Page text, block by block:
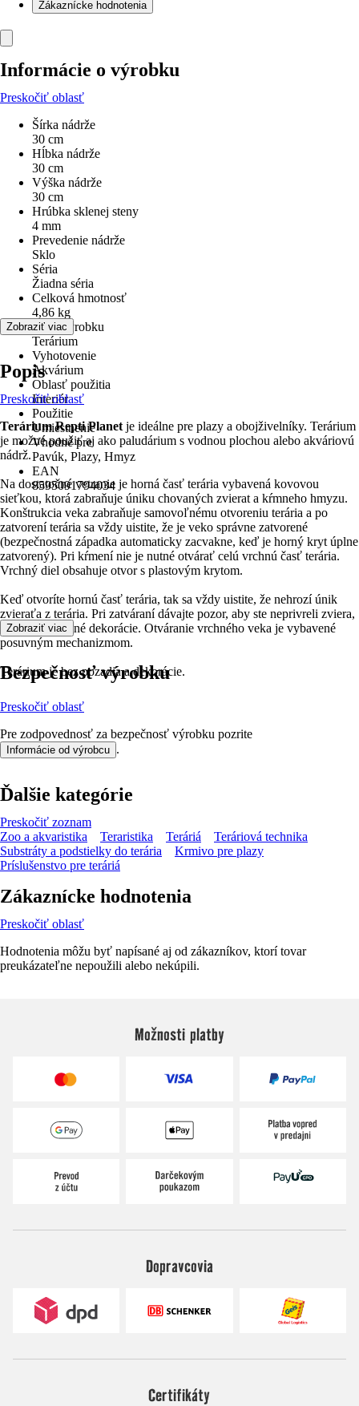
Zákaznícke hodnotenia
Informácie o výrobku
Preskočiť oblasť
Šírka nádrže
30 cm
Hĺbka nádrže
30 cm
Výška nádrže
30 cm
Hrúbka sklenej steny
4 mm
Prevedenie nádrže
Sklo
Séria
Žiadna séria
Celková hmotnosť
4,86 kg
Druh výrobku
Terárium
Vyhotovenie
Akvárium
Oblasť použitia
Interiér
Použitie
Umiestnenie
Vhodné pre
Pavúk, Plazy, Hmyz
EAN
8595091794034
Zobraziť viac
Popis
Preskočiť oblasť
Terárium Repti Planet je ideálne pre plazy a obojživelníky. Terárium
je možné použiť aj ako paludárium s vodnou plochou alebo akváriovú
nádrž.
Na dostatočné vetranie je horná časť terária vybavená kovovou
sieťkou, ktorá zabraňuje úniku chovaných zvierat a kŕmneho hmyzu.
Konštrukcia veka zabraňuje samovoľnému otvoreniu terária a po
zatvorení terária sa vždy uistite, že je veko správne zatvorené
(bezpečnostná západka automaticky zacvakne, keď je horný kryt úplne
zatvorený). Pri kŕmení nie je nutné otvárať celú vrchnú časť terária.
Vrchný diel obsahuje otvor s plastovým krytom.
Keď otvoríte hornú časť terária, tak sa vždy uistite, že nehrozí únik
zvieraťa z terária. Pri zatváraní dávajte pozor, aby ste neprivreli zviera,
rastliny alebo iné dekorácie. Otváranie vrchného veka je vybavené
posuvným mechanizmom.
Terárium je bez pozadia a dekorácie.
Zobraziť viac
Bezpečnosť výrobku
Preskočiť oblasť
Pre zodpovednosť za bezpečnosť výrobku pozrite
Informácie od výrobcu .
Ďalšie kategórie
Preskočiť zoznam
Zoo a akvaristika
Teraristika Teráriá
Teráriová technika
Substráty a podstielky do terária
Krmivo pre plazy
Príslušenstvo pre teráriá
Zákaznícke hodnotenia
Preskočiť oblasť
Hodnotenia môžu byť napísané aj od zákazníkov, ktorí tovar
preukázateľne nepoužili alebo nekúpili.
Možnosti platby
Dopravcovia
Certifikáty